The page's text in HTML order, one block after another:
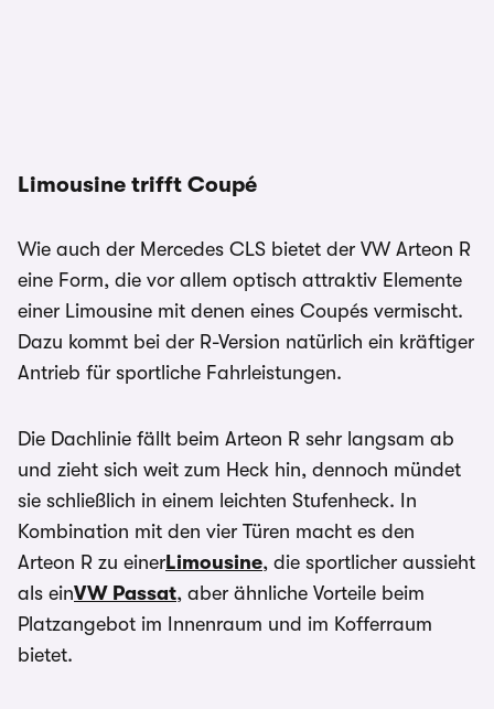
Limousine trifft Coupé
Wie auch der Mercedes CLS bietet der VW Arteon R
eine Form, die vor allem optisch attraktiv Elemente
einer Limousine mit denen eines Coupés vermischt.
Dazu kommt bei der R-Version natürlich ein kräftiger
Antrieb für sportliche Fahrleistungen.
Die Dachlinie fällt beim Arteon R sehr langsam ab
und zieht sich weit zum Heck hin, dennoch mündet
sie schließlich in einem leichten Stufenheck. In
Kombination mit den vier Türen macht es den
Arteon R zu einer Limousine, die sportlicher aussieht
als einVW Passat, aber ähnliche Vorteile beim
Platzangebot im Innenraum und im Kofferraum
bietet.